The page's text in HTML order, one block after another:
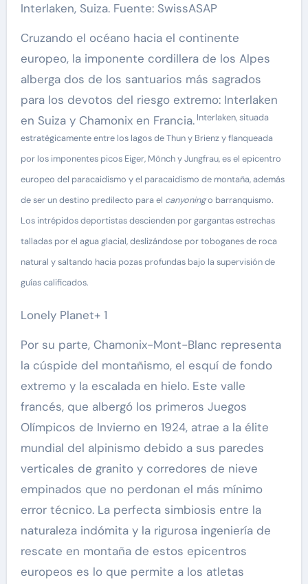
Interlaken, Suiza. Fuente: SwissASAP
Cruzando el océano hacia el continente
europeo, la imponente cordillera de los Alpes
alberga dos de los santuarios más sagrados
para los devotos del riesgo extremo: Interlaken
en Suiza y Chamonix en Francia. Interlaken, situada
estratégicamente entre los lagos de Thun y Brienz y flanqueada
por los imponentes picos Eiger, Mönch y Jungfrau, es el epicentro
europeo del paracaidismo y el paracaidismo de montaña, además
de ser un destino predilecto para el canyoningo barranquismo.
Los intrépidos deportistas descienden por gargantas estrechas
talladas por el agua glacial, deslizándose por toboganes de roca
natural y saltando hacia pozas profundas bajo la supervisión de
guías calificados.
Lonely Planet+ 1
Por su parte, Chamonix-Mont-Blanc representa
la cúspide del montañismo, el esquí de fondo
extremo y la escalada en hielo. Este valle
francés, que albergó los primeros Juegos
Olímpicos de Invierno en 1924, atrae a la élite
mundial del alpinismo debido a sus paredes
verticales de granito y corredores de nieve
empinados que no perdonan el más mínimo
error técnico. La perfecta simbiosis entre la
naturaleza indómita y la rigurosa ingeniería de
rescate en montaña de estos epicentros
europeos es lo que permite a los atletas